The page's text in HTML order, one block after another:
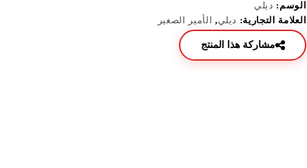
الوسم: ديلي
العلامة التجارية: ديلي, الأمير الصغير
مشاركة هذا المنتج